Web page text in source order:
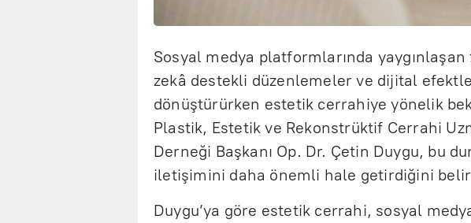
Sosyal medya platformlarında
zekâ destekli düzenlemeler ve dijital
dönüştürürken estetik cerrahiye yönelik
Plastik, Estetik ve Rekonstrüktif Cerrahi
Derneği Başkanı Op. Dr. Çetin Duygu, bu
iletişimini daha önemli hale getirdiğini
Duygu’ya göre estetik cerrahi, sosyal